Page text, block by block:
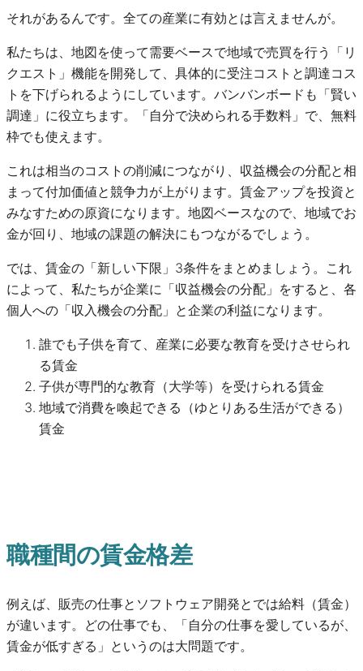
それがあるんです。全ての産業に有効とは言えませんが。
私たちは、地図を使って需要ベースで地域で売買を行う「リ
クエスト」機能を開発して、具体的に受注コストと調達コス
トを下げられるようにしています。バンバンボードも「賢い
調達」に役立ちます。「自分で決められる手数料」で、無料
枠でも使えます。
これは相当のコストの削減につながり、収益機会の分配と相
まって付加価値と競争力が上がります。賃金アップを投資と
みなすための原資になります。地図ベースなので、地域でお
金が回り、地域の課題の解決にもつながるでしょう。
では、賃金の「新しい下限」3条件をまとめましょう。これ
によって、私たちが企業に「収益機会の分配」をすると、各
個人への「収入機会の分配」と企業の利益になります。
誰でも子供を育て、産業に必要な教育を受けさせられ
る賃金
子供が専門的な教育（大学等）を受けられる賃金
地域で消費を喚起できる（ゆとりある生活ができる）
賃金
職種間の賃金格差
例えば、販売の仕事とソフトウェア開発とでは給料（賃金）
が違います。どの仕事でも、「自分の仕事を愛しているが、
賃金が低すぎる」というのは大問題です。